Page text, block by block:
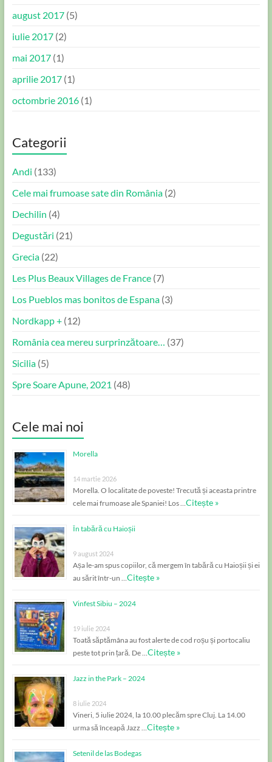
august 2017(5)
iulie 2017(2)
mai 2017(1)
aprilie 2017(1)
octombrie 2016(1)
Categorii
Andi (133)
Cele mai frumoase sate din România(2)
Dechilin (4)
Degustări (21)
Grecia(22)
Les Plus Beaux Villages de France(7)
Los Pueblos mas bonitos de Espana(3)
Nordkapp +(12)
România cea mereu surprinzătoare… (37)
Sicilia(5)
Spre Soare Apune, 2021 (48)
Cele mai noi
Morella
14 martie 2026
Morella. O localitate de poveste! Trecută și aceasta printre
cele mai frumoase ale Spaniei! Los … Citește »
În tabără cu Haioșii
9 august 2024
Așa le-am spus copiilor, că mergem în tabără cu Haioșii și ei
au sărit într-un … Citește »
Vinfest Sibiu – 2024
19 iulie 2024
Toată săptămâna au fost alerte de cod roșu și portocaliu
peste tot prin țară. De … Citește »
Jazz in the Park – 2024
8 iulie 2024
Vineri, 5 iulie 2024, la 10.00 plecăm spre Cluj. La 14.00
urma să înceapă Jazz … Citește »
Setenil de las Bodegas